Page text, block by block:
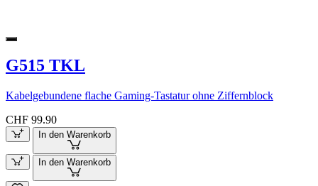
G515 TKL
Kabelgebundene flache Gaming-Tastatur ohne Ziffernblock
CHF 99.90
In den Warenkorb
In den Warenkorb